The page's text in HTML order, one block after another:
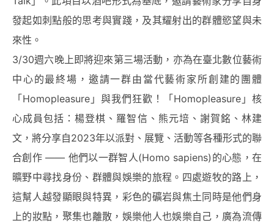
發起如刺點般的思考與實踐，及其耀射出的群體慾望與未
來性。
3/30週六晚上即將迎來第三場活動，亦為在臺北數位藝術
中心的最終場，邀請一群由當代藝術家所創建的團體
「Homopleasure」與我們狂歡！「Homopleasure」核
心成員包括：楊登棋、羅智信、熊元培、謝賀銘、林建
文，將分享自2023年以派對、展覽、活動等各種形式的聯
合創作 —— 他們以一群智人(Homo sapiens)的心態，在
曠野中尋找身份、群體與娛樂的旅程。四處遊牧的路上，
這幫人越發顯眼與特異，彩色的礦岩與焦土同時是他們身
上的妝點，聚集也離散，娛樂他人也娛樂自己，廣為流傳